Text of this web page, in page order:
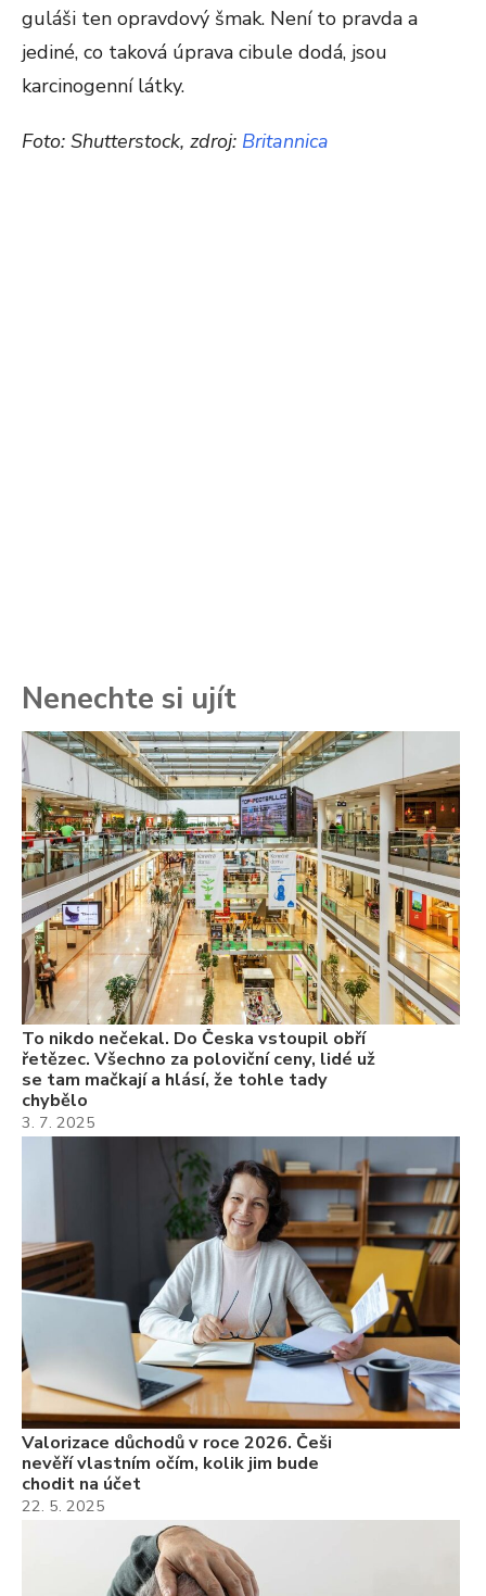
guláši ten opravdový šmak. Není to pravda a
jediné, co taková úprava cibule dodá, jsou
karcinogenní látky.
Foto: Shutterstock, zdroj: Britannica
Nenechte si ujít
To nikdo nečekal. Do Česka vstoupil obří
řetězec. Všechno za poloviční ceny, lidé už
se tam mačkají a hlásí, že tohle tady
chybělo
3. 7. 2025
Valorizace důchodů v roce 2026. Češi
nevěří vlastním očím, kolik jim bude
chodit na účet
22. 5. 2025